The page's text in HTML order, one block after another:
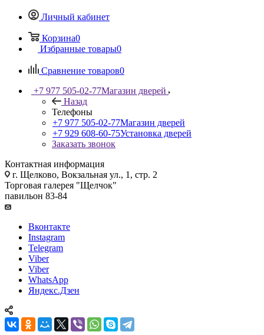
Личный кабинет
Корзина0
Избранные товары0
Сравнение товаров0
+7 977 505-02-77Магазин дверей
Назад
Телефоны
+7 977 505-02-77Магазин дверей
+7 929 608-60-75Установка дверей
Заказать звонок
Контактная информация
г. Щелково, Вокзальная ул., 1, стр. 2
Торговая галерея "Щелчок"
павильон 83-84
Вконтакте
Instagram
Telegram
Viber
Viber
WhatsApp
Яндекс.Дзен